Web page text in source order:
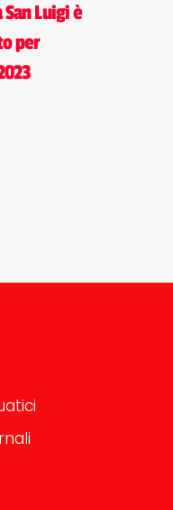
San Luigi è
per